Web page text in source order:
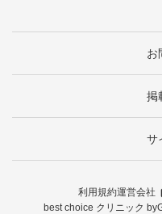
お
掲
サ
利用規約運営会社
best choice クリニック